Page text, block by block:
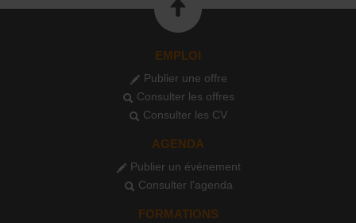
EMPLOI
Publier une offre
Consulter les offres
Consulter les CV
AGENDA
Publier un événement
Consulter l'agenda
FORMATIONS